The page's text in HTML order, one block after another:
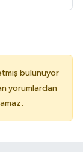
bulunuyor
yorumlardan